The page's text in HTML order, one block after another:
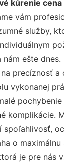
kúrenie cena
vám
služby,
ešte dnes.
precíznosť a
vykonanej
komplikácie.
spoľahlivosť,
o
je pre nás